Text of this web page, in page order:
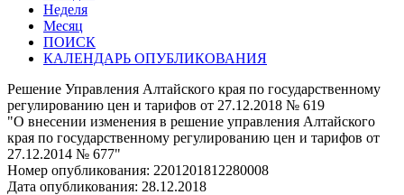
Неделя
Месяц
ПОИСК
КАЛЕНДАРЬ ОПУБЛИКОВАНИЯ
Решение Управления Алтайского края по государственному
регулированию цен и тарифов от 27.12.2018 № 619
"О внесении изменения в решение управления Алтайского
края по государственному регулированию цен и тарифов от
27.12.2014 № 677"
Номер опубликования: 2201201812280008
Дата опубликования: 28.12.2018